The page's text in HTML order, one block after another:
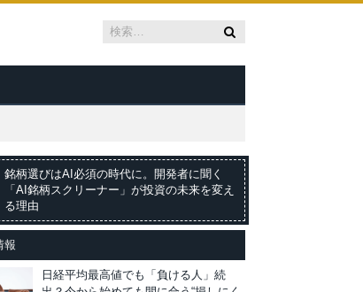
銘柄選びはAI必須の時代に。開発者に聞く
「AI銘柄スクリーナー」が投資の未来を変え
る理由
報
日経平均最高値でも「負ける人」続